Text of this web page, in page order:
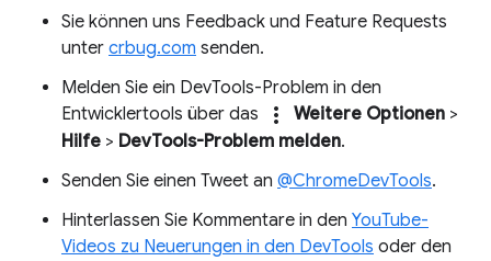
Sie können uns Feedback und Feature Requests
unter crbug.com senden.
Melden Sie ein DevTools-Problem in den
Entwicklertools über das
more_vert Weitere Optionen >
Hilfe > DevTools-Problem melden.
Senden Sie einen Tweet an @ChromeDevTools.
Hinterlassen Sie Kommentare in den YouTube-
Videos zu Neuerungen in den DevTools oder den